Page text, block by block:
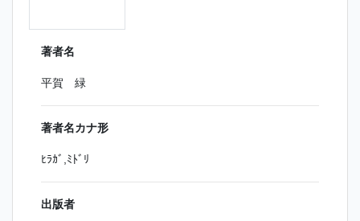
著者名
平賀 緑
著者名カナ形
ﾋﾗｶﾞ,ﾐﾄﾞﾘ
出版者